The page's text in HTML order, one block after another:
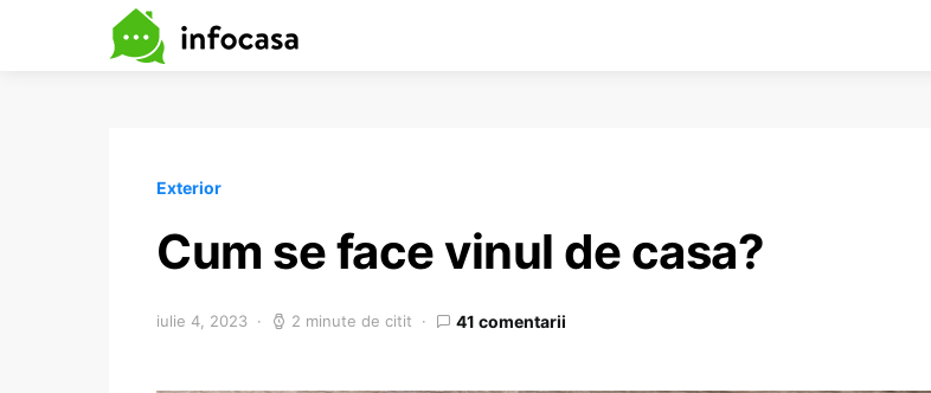
Exterior
Cum se face vinul de casa?
iulie 4, 2023 2 minute de citit 41 comentarii